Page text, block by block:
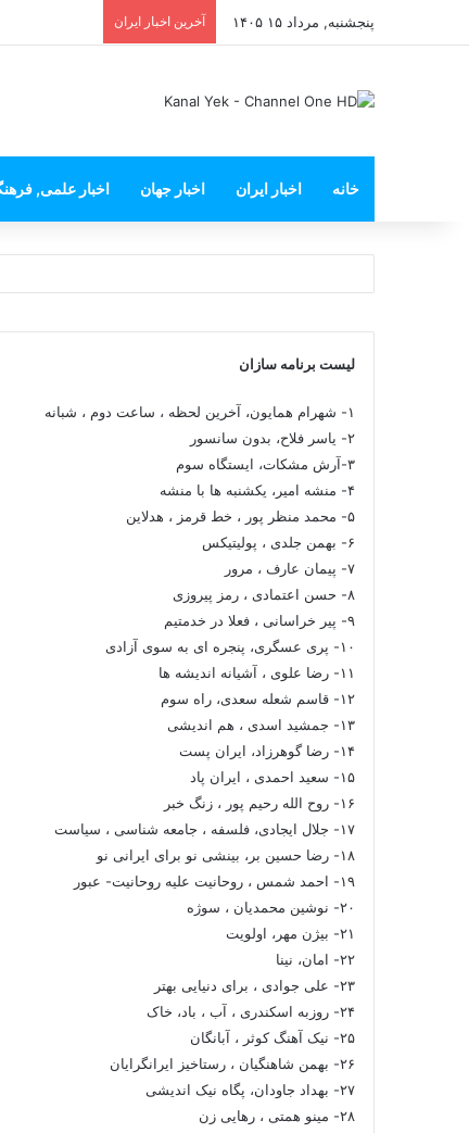
پنجشنبه, مرداد ۱۵ ۱۴۰۵ آخرین اخبار ایران
خانه اخبار ایران اخبار جهان اخبار علمی,
لیست برنامه سازان
۱- شهرام همایون، آخرین لحظه ، ساعت دوم ، شبانه
۲- یاسر فلاح، بدون سانسور
۳-آرش مشکات، ایستگاه سوم
۴- منشه امیر، یکشنبه ها با منشه
۵- محمد منظر پور ، خط قرمز ، هدلاین
۶- بهمن جلدی ، پولیتیکس
۷- پیمان عارف ، مرور
۸- حسن اعتمادی ، رمز پیروزی
۹- پیر خراسانی ، فعلا در خدمتیم
۱۰- پری عسگری، پنجره ای به سوی آزادی
۱۱- رضا علوی ، آشیانه اندیشه ها
۱۲- قاسم شعله سعدی، راه سوم
۱۳- جمشید اسدی ، هم اندیشی
۱۴- رضا گوهرزاد، ایران پست
۱۵- سعید احمدی ، ایران پاد
۱۶- روح الله رحیم پور ، زنگ خبر
۱۷- جلال ایجادی، فلسفه ، جامعه شناسی ، سیاست
۱۸- رضا حسین بر، بینشی نو برای ایرانی نو
۱۹- احمد شمس ، روحانیت علیه روحانیت- عبور
۲۰- نوشین محمدیان ، سوژه
۲۱- بیژن مهر، اولویت
۲۲- امان، نینا
۲۳- علی جوادی ، برای دنیایی بهتر
۲۴- روزبه اسکندری ، آب ، باد، خاک
۲۵- نیک آهنگ کوثر ، آبانگان
۲۶- بهمن شاهنگیان ، رستاخیز ایرانگرایان
۲۷- بهداد جاودان، پگاه نیک اندیشی
۲۸- مینو همتی ، رهایی زن